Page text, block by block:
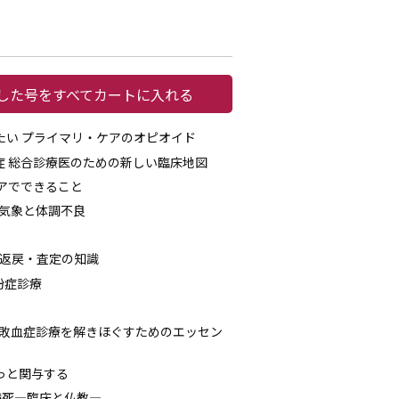
た号をすべてカートに入れる
プライマリ・ケアのオピオイド
合診療医のための新しい臨床地図
でできること
象と体調不良
戻・査定の知識
症診療
血症診療を解きほぐすためのエッセン
関与する